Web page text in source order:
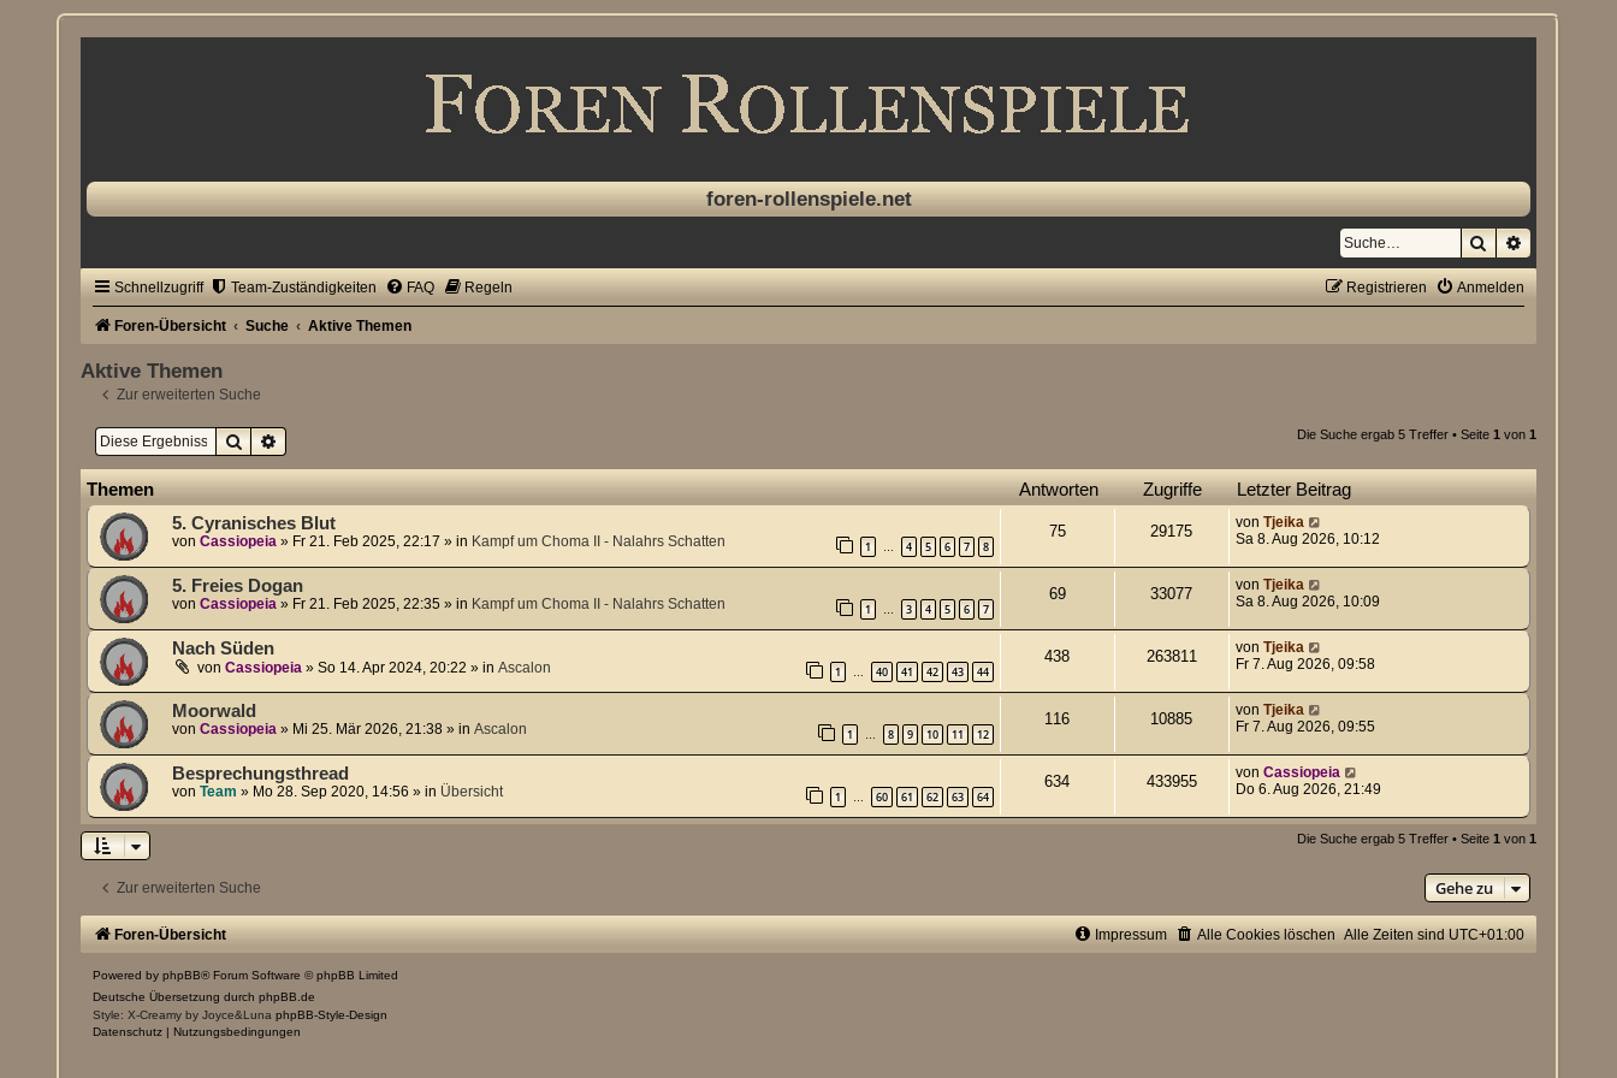
foren-rollenspiele.net
SucheErweiterte
Schnellzugriff Team-Zuständigkeiten FAQ Regeln Anmelden
Registrieren
Foren-Übersicht Suche Aktive Themen
Aktive Themen
Zur erweiterten Suche
SucheErweiterte Suche Die Suche ergab 5 Treffer • Seite 1 von 1
Themen Antworten Zugriffe Letzter Beitrag
5. Cyranisches Blut
vonCassiopeia » Fr 21. Feb 2025, 22:17 » in Kampf um Choma II - Nalahrs Schatten 1 … 4 5 6 7 8
75 29175 von Tjeika
Sa 8. Aug 2026, 10:12
5. Freies Dogan
vonCassiopeia » Fr 21. Feb 2025, 22:35 » in Kampf um Choma II - Nalahrs Schatten 1 … 3 4 5 6 7
69 33077 von Tjeika
Sa 8. Aug 2026, 10:09
Nach Süden
vonCassiopeia »So 14. Apr 2024, 20:22 » inAscalon 1 … 40 41 42 43 44
438 263811 von Tjeika
Fr 7. Aug 2026, 09:58
Moorwald
vonCassiopeia » Mi 25. Mär 2026, 21:38 » inAscalon 1 … 8 9 10 11 12
116 10885 von Tjeika
Fr 7. Aug 2026, 09:55
Besprechungsthread
vonTeam » Mo 28. Sep 2020, 14:56 » in Übersicht 1 … 60 61 62 63 64
634 433955 von Cassiopeia
Do 6. Aug 2026, 21:49
Die Suche ergab 5 Treffer • Seite 1 von 1
Zur erweiterten Suche Gehe zu
Foren-Übersicht Alle Zeiten sind UTC+01:00
Alle Cookies löschen
Impressum
Powered byphpBB® Forum Software © phpBB Limited
Deutsche Übersetzung durchphpBB.de
Style: X-Creamy by Joyce&LunaphpBB-Style-Design
Datenschutz |Nutzungsbedingungen